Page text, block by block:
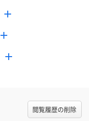
閲覧履歴の削除